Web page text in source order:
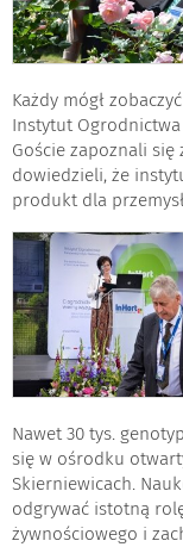
Każdy mógł
Instytut
Goście zapoznali
dowiedzieli, że
produkt dla
Nawet 30 tys.
się w ośrodku
Skierniewicach.
odgrywać istotną
żywnościowego i